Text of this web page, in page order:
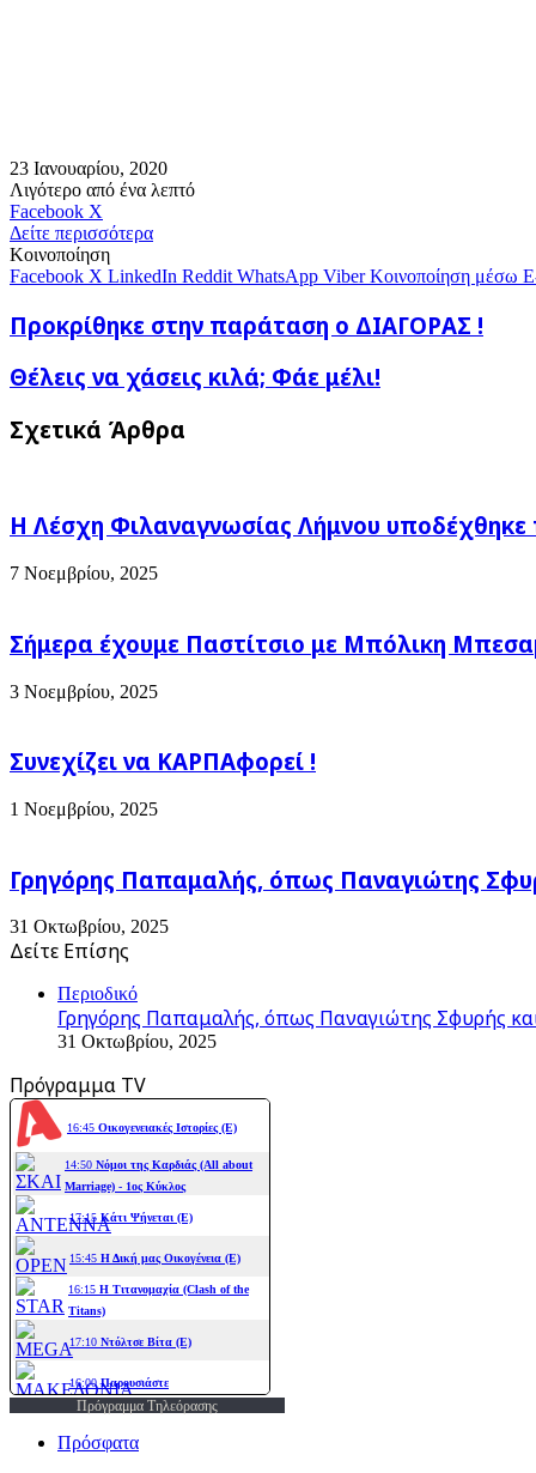
23 Ιανουαρίου, 2020
Λιγότερο από ένα λεπτό
Facebook X
μέσω
E-
mail
Δείτε περισσότερα
Κοινοποίηση
Facebook X LinkedIn Reddit WhatsApp Viber Κοινοποίηση μέσω
Προκρίθηκε
στην
ο
!
Προκρίθηκε στην παράταση ο ΔΙΑΓΟΡΑΣ !
Θέλεις
να
κιλά;
Θέλεις να χάσεις κιλά; Φάε μέλι!
Σχετικά Άρθρα
Η Λέσχη Φιλαναγνωσίας Λήμνου υποδέχθηκε
7 Νοεμβρίου, 2025
Σήμερα έχουμε Παστίτσιο με Μπόλικη
3 Νοεμβρίου, 2025
Συνεχίζει να ΚΑΡΠΑφορεί !
1 Νοεμβρίου, 2025
Γρηγόρης Παπαμαλής, όπως Παναγιώτης
31 Οκτωβρίου, 2025
Δείτε Επίσης
Περιοδικό
Γρηγόρης Παπαμαλής, όπως Παναγιώτης Σφυρής
31 Οκτωβρίου, 2025
Πρόγραμμα TV
Πρόγραμμα Τηλεόρασης
Πρόσφατα